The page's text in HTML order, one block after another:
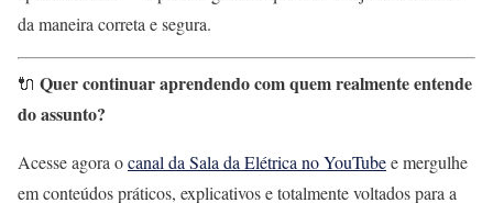
da maneira correta e segura.
🔌 Quer continuar aprendendo com quem realmente entende
do assunto?
Acesse agora ocanal da Sala da Elétrica no YouTubee mergulhe
em conteúdos práticos, explicativos e totalmente voltados para a